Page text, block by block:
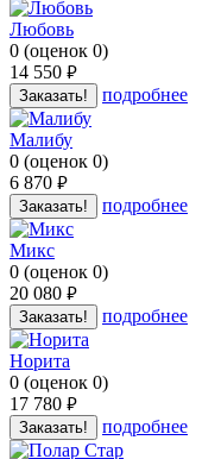
Любовь
0 (оценок 0)
14 550 руб.
Заказать! подробнее
Малибу
0 (оценок 0)
6 870 руб.
Заказать! подробнее
Микс
0 (оценок 0)
20 080 руб.
Заказать! подробнее
Норита
0 (оценок 0)
17 780 руб.
Заказать! подробнее